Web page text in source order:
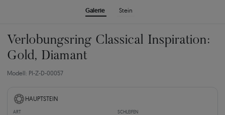
Galerie Stein
Verlobungsring Classical Inspiration:
Gold, Diamant
Modell: PI-Z-D-00057
HAUPTSTEIN
ART SCHLEIFEN